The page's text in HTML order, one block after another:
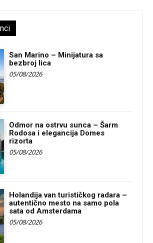
San Marino – Minijatura sa
bezbroj lica
05/08/2026
Odmor na ostrvu sunca – Šarm
Rodosa i elegancija Domes
rizorta
05/08/2026
Holandija van turističkog radara –
autentično mesto na samo pola
sata od Amsterdama
05/08/2026